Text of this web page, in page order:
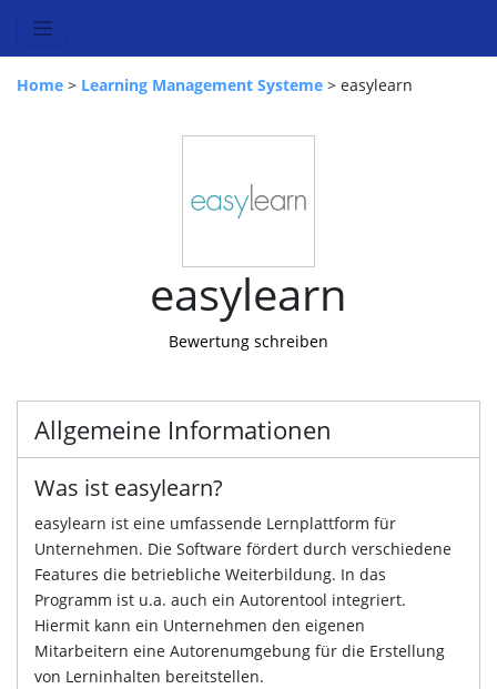
Home > Learning Management Systeme > easylearn
easylearn
Bewertung schreiben
Allgemeine Informationen
Was ist easylearn?
easylearn ist eine umfassende Lernplattform für
Unternehmen. Die Software fördert durch verschiedene
Features die betriebliche Weiterbildung. In das
Programm ist u.a. auch ein Autorentool integriert.
Hiermit kann ein Unternehmen den eigenen
Mitarbeitern eine Autorenumgebung für die Erstellung
von Lerninhalten bereitstellen.